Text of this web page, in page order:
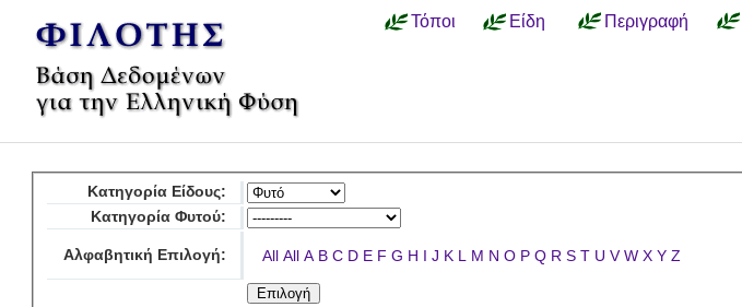
Τόποι Είδη Περιγραφή
Κατηγορία Είδους:
Κατηγορία Φυτού:
Αλφαβητική Επιλογή: All All A B C D E F G H I J K L M N O P Q R S T U V W X Y Z